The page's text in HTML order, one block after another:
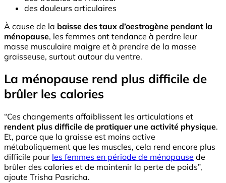
des douleurs articulaires
À cause de la baisse des taux d’oestrogène pendant la
ménopause, les femmes ont tendance à perdre leur
masse musculaire maigre et à prendre de la masse
graisseuse, surtout autour du ventre.
La ménopause rend plus difficile de
brûler les calories
“Ces changements affaiblissent les articulations et
rendent plus difficile de pratiquer une activité physique.
Et, parce que la graisse est moins active
métaboliquement que les muscles, cela rend encore plus
difficile pour les femmes en période de ménopause de
brûler des calories et de maintenir la perte de poids”,
ajoute Trisha Pasricha.